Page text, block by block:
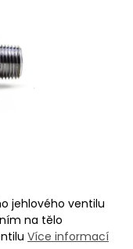
jehlového ventilu
na tělo
Více informací